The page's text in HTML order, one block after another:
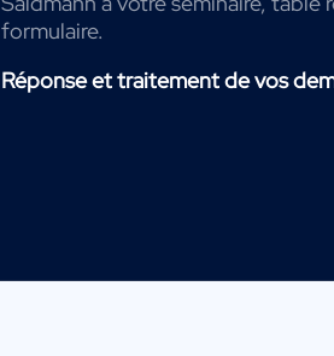
formulaire.
Réponse et traitement de vos